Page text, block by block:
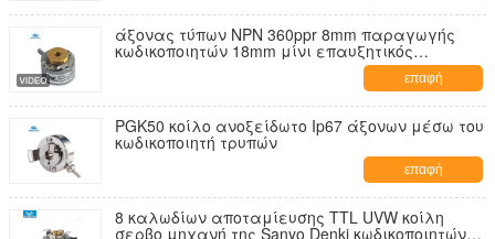
άξονας τύπων NPN 360ppr 8mm παραγωγής
κωδικοποιητών 18mm μίνι επαυξητικός
επαφή
PGK50 κοίλο ανοξείδωτο Ip67 άξονων μέσω του
κωδικοποιητή τρυπών
επαφή
8 καλωδίων αποταμίευσης TTL UVW κοίλη
σερβο μηχανή της Sanyo Denki κωδικοποιητών